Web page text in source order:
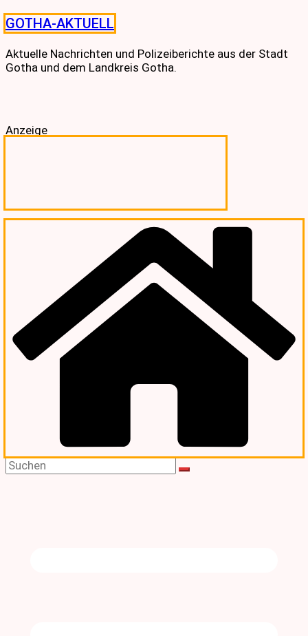
Skip
to
content
GOTHA-AKTUELL
Aktuelle Nachrichten und Polizeiberichte aus der Stadt
Gotha und dem Landkreis Gotha.
Anzeige